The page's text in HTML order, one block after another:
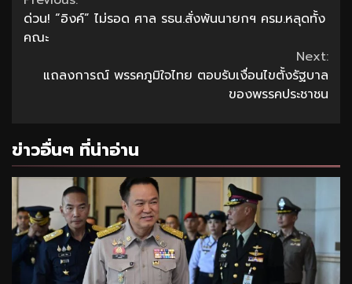
Reading
ด่วน! “อิงค์” ไม่รอด ศาล รธน.สั่งพ้นนายกฯ ครม.หลุดทั้ง
คณะ
Next:
แถลงการณ์ พรรคภูมิใจไทย ตอบรับเงื่อนไขตั้งรัฐบาล
ของพรรคประชาชน
ข่าวอื่นๆ ที่น่าอ่าน